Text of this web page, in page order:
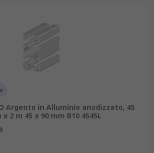
Argento in Alluminio anodizzato, 45
2 m 45 x 90 mm B10 4545L